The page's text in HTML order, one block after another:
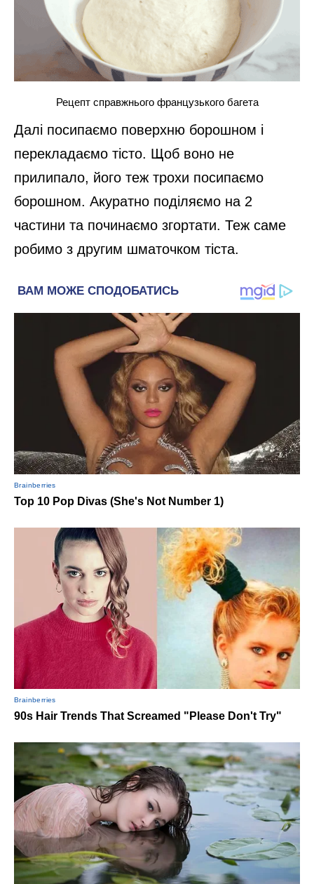
Рецепт справжнього французького багета
Далі посипаємо поверхню борошном і
перекладаємо тісто. Щоб воно не
прилипало, його теж трохи посипаємо
борошном. Акуратно поділяємо на 2
частини та починаємо згортати. Теж саме
робимо з другим шматочком тіста.